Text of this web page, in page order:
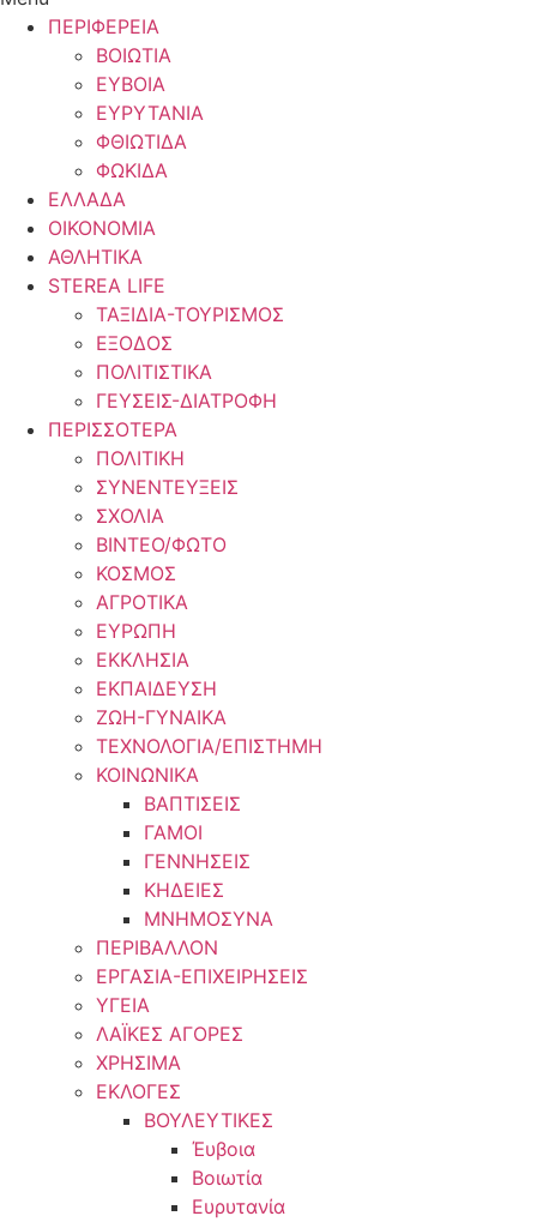
ΠΕΡΙΦΕΡΕΙΑ
ΒΟΙΩΤΙΑ
ΕΥΒΟΙΑ
ΕΥΡΥΤΑΝΙΑ
ΦΘΙΩΤΙΔΑ
ΦΩΚΙΔΑ
ΕΛΛΑΔΑ
ΟΙΚΟΝΟΜΙΑ
ΑΘΛΗΤΙΚΑ
STEREA LIFE
ΤΑΞΙΔΙΑ-ΤΟΥΡΙΣΜΟΣ
ΕΞΟΔΟΣ
ΠΟΛΙΤΙΣΤΙΚΑ
ΓΕΥΣΕΙΣ-ΔΙΑΤΡΟΦΗ
ΠΕΡΙΣΣΟΤΕΡΑ
ΠΟΛΙΤΙΚΗ
ΣΥΝΕΝΤΕΥΞΕΙΣ
ΣΧΟΛΙΑ
ΒΙΝΤΕΟ/ΦΩΤΟ
ΚΟΣΜΟΣ
ΑΓΡΟΤΙΚΑ
ΕΥΡΩΠΗ
ΕΚΚΛΗΣΙΑ
ΕΚΠΑΙΔΕΥΣΗ
ΖΩΗ-ΓΥΝΑΙΚΑ
ΤΕΧΝΟΛΟΓΙΑ/ΕΠΙΣΤΗΜΗ
ΚΟΙΝΩΝΙΚΑ
ΒΑΠΤΙΣΕΙΣ
ΓΑΜΟΙ
ΓΕΝΝΗΣΕΙΣ
ΚΗΔΕΙΕΣ
ΜΝΗΜΟΣΥΝΑ
ΠΕΡΙΒΑΛΛΟΝ
ΕΡΓΑΣΙΑ-ΕΠΙΧΕΙΡΗΣΕΙΣ
ΥΓΕΙΑ
ΛΑΪΚΕΣ ΑΓΟΡΕΣ
ΧΡΗΣΙΜΑ
ΕΚΛΟΓΕΣ
ΒΟΥΛΕΥΤΙΚΕΣ
Έυβοια
Βοιωτία
Ευρυτανία